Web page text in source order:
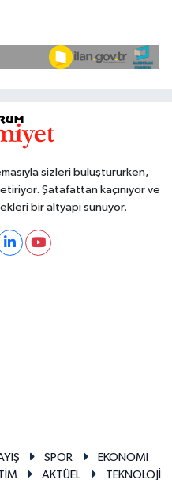
sizleri buluştururken,
Şatafattan kaçınıyor ve
bir altyapı sunuyor.
SPOR
EKONOMİ
AKTÜEL TEKNOLOJİ